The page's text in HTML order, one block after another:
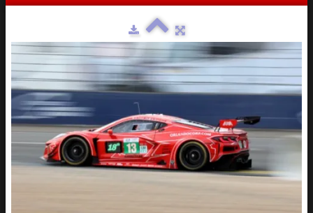
Le circuit en 1988
Classements
Sorties de piste